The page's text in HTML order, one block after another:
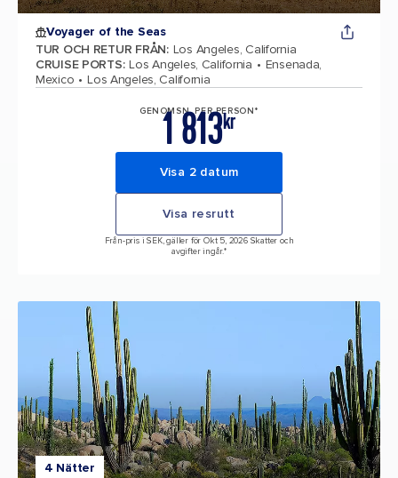
Voyager of the Seas
TUR OCH RETUR FRÅN: Los Angeles, California
CRUISE PORTS: Los Angeles, California
Ensenada,
Mexico
Los Angeles, California
GENOMSN. PER PERSON*
kr
1 813
Visa 2 datum
Visa resrutt
Från-pris i SEK, gäller för Okt 5, 2026 Skatter och
avgifter ingår.*
4 Nätter